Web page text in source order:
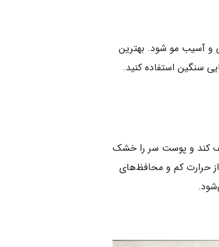
و آسیب مو شود. بهترین
سنگین استفاده کنید.
کند و پوست سر را خشک
از حرارت کم و محافظ‌های